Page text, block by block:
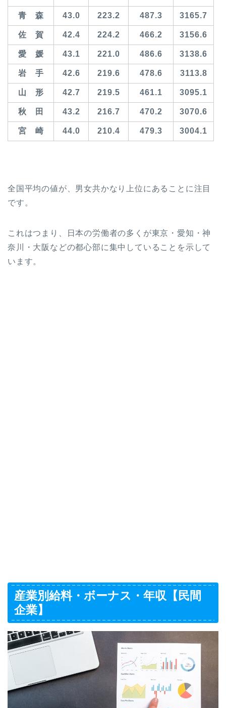
青 森 43.0 223.2 487.3 3165.7
佐 賀 42.4 224.2 466.2 3156.6
愛 媛 43.1 221.0 486.6 3138.6
岩 手 42.6 219.6 478.6 3113.8
山 形 42.7 219.5 461.1 3095.1
秋 田 43.2 216.7 470.2 3070.6
宮 崎 44.0 210.4 479.3 3004.1
全国平均の値が、男女共かなり上位にあることに注目
です。
これはつまり、日本の労働者の多くが東京・愛知・神
奈川・大阪などの都心部に集中していることを示して
います。
産業別給料・ボーナス・年収【民間
企業】